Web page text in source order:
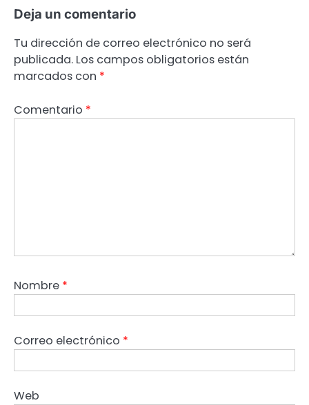
Deja un comentario
Tu dirección de correo electrónico no será
publicada. Los campos obligatorios están
marcados con *
Comentario *
Nombre *
Correo electrónico *
Web